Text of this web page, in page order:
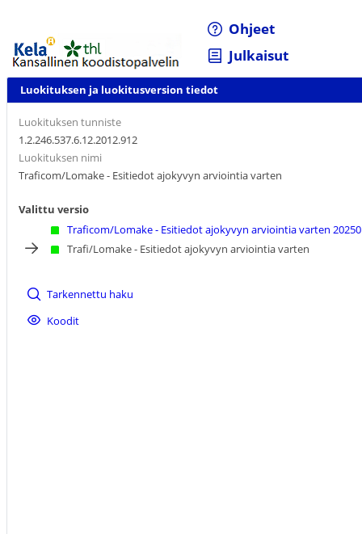
Ohjeet
Julkaisut
Luokituksen ja luokitusversion tiedot
Luokituksen tunniste
1.2.246.537.6.12.2012.912
Luokituksen nimi
Traficom/Lomake - Esitiedot ajokyvyn arviointia varten
Valittu versio
Traficom/Lomake - Esitiedot ajokyvyn arviointia varten
Trafi/Lomake - Esitiedot ajokyvyn arviointia varten
Tarkennettu haku
Koodit